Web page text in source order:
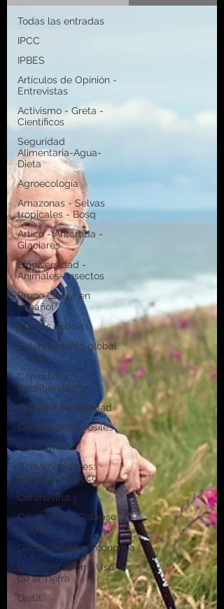
Todas las entradas
IPCC
IPBES
Artículos de Opinión -
Entrevistas
Activismo - Greta -
Científicos
Seguridad
Alimentaria-Agua-
Dieta
Agroecología
Amazonas - Selvas
tropicales - Bosq
Artico - Antártida -
Glaciares
Biodiversidad -
Animales- Insectos
Bruno Latour en
español
Buenas noticias
Calentamiento global
- CO2
Capitalismo -
Neoliberalismo
Carbono neutralidad
Combustibles fósiles
Consumismo
Contaminadores:
petróleo, plástico
Coronavirus
Crisis global-Colapso
-Covid
Decrecimiento/Economía
Desforestación - Uso
de la Tierra
Dieta